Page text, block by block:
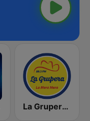
La Grupera 89.3 FM